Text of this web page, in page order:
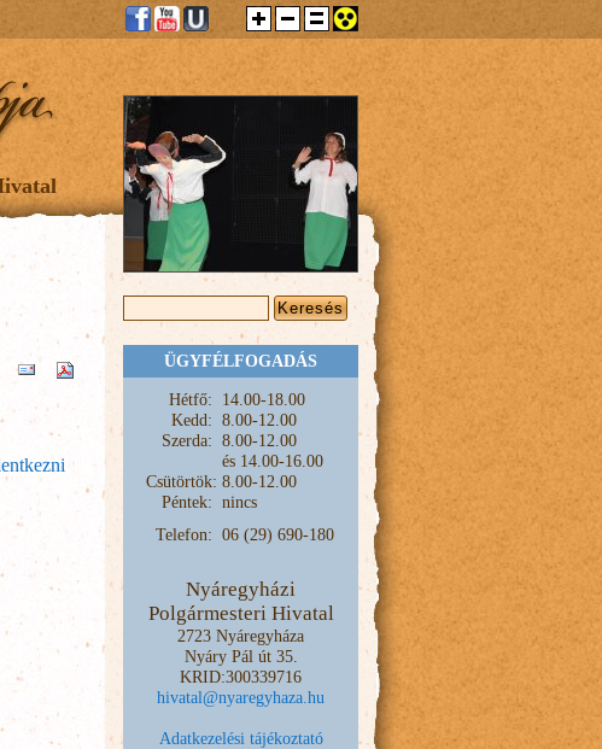
KERESÉS ŰRLAP
ÜGYFÉLFOGADÁS
Hétfő: 14.00-18.00
Kedd: 8.00-12.00
Szerda: 8.00-12.00
és 14.00-16.00
Csütörtök: 8.00-12.00
Péntek: nincs
Telefon: 06 (29) 690-180
Nyáregyházi
Polgármesteri Hivatal
2723 Nyáregyháza
Nyáry Pál út 35.
KRID:300339716
hivatal@nyaregyhaza.hu
Adatkezelési tájékoztató